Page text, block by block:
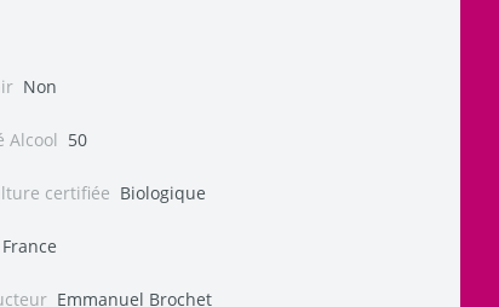
Non
Alcool 50
certifiée Biologique
France
Emmanuel Brochet